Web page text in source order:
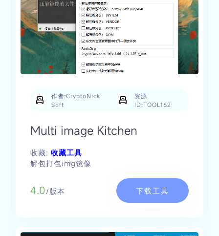
作者:CryptoNick
Soft
资源
ID:TOOL162
Multi image Kitchen
收藏:收藏工具
解包打包img镜像
4.0/版本 下载工具